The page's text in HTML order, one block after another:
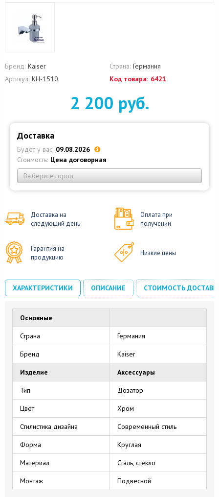
Бренд: Kaiser Страна: Германия
Артикул: KH-1510 Код товара: 6421
2 200 руб.
Доставка
Будет у вас: 09.08.2026
Стоимость: Цена договорная
Выберите город
Доставка на
следующий день
Оплата при
получении
Гарантия на
продукцию
Низкие цены
ХАРАКТЕРИСТИКИ ОПИСАНИЕ СТОИМОСТЬ
Основные
Страна Германия
Бренд Kaiser
Изделие Аксессуары
Тип Дозатор
Цвет Хром
Стилистика дизайна Современный стиль
Форма Круглая
Материал Сталь, стекло
Монтаж Подвесной